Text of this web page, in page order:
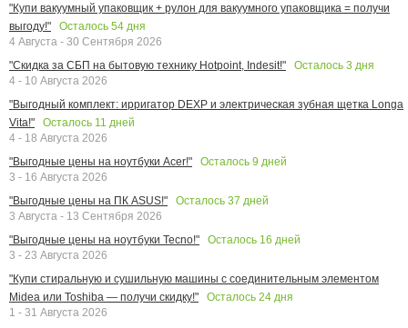
"Купи вакуумный упаковщик + рулон для вакуумного упаковщика = получи
выгоду!"
Осталось 54 дня
4 Августа - 30 Сентября 2026
"Скидка за СБП на бытовую технику Hotpoint, Indesit!"
Осталось 3 дня
4 - 10 Августа 2026
"Выгодный комплект: ирригатор DEXP и электрическая зубная щетка Longa
Vita!"
Осталось 11 дней
4 - 18 Августа 2026
"Выгодные цены на ноутбуки Acer!"
Осталось 9 дней
3 - 16 Августа 2026
"Выгодные цены на ПК ASUS!"
Осталось 37 дней
3 Августа - 13 Сентября 2026
"Выгодные цены на ноутбуки Tecno!"
Осталось 16 дней
3 - 23 Августа 2026
"Купи стиральную и сушильную машины с соединительным элементом
Midea или Toshiba — получи скидку!"
Осталось 24 дня
1 - 31 Августа 2026